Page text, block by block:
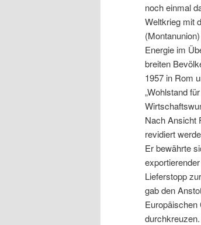
noch einmal
Weltkrieg mit
Energie im
breiten
1957 in Rom
„Wohlstand
Nach Ansicht
revidiert
Er bewährte
Lieferstopp
gab den